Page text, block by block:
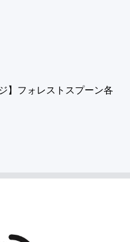
】フォレストスプーン各